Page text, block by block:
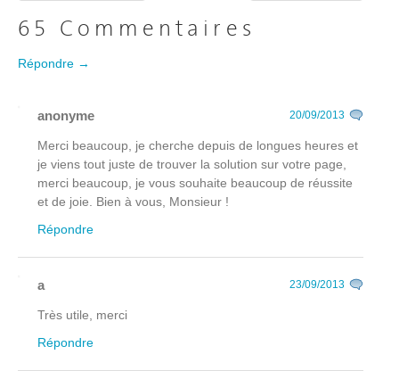
65 Commentaires
Répondre →
anonyme 20/09/2013
Merci beaucoup, je cherche depuis de longues heures et
je viens tout juste de trouver la solution sur votre page,
merci beaucoup, je vous souhaite beaucoup de réussite
et de joie. Bien à vous, Monsieur !
Répondre
a 23/09/2013
Très utile, merci
Répondre